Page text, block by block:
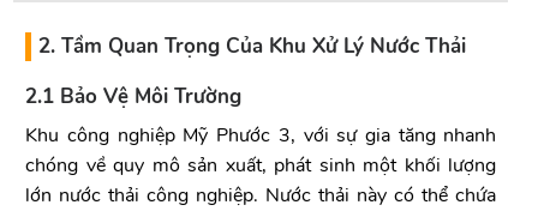
2. Tầm Quan Trọng Của Khu Xử Lý Nước Thải
2.1 Bảo Vệ Môi Trường
Khu công nghiệp Mỹ Phước 3, với sự gia tăng nhanh
chóng về quy mô sản xuất, phát sinh một khối lượng
lớn nước thải công nghiệp. Nước thải này có thể chứa